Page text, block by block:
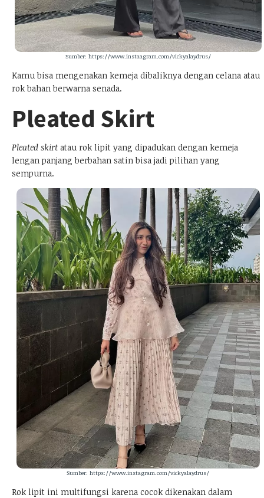
Sumber: https://www.instaagram.com/vickyalaydrus/
Kamu bisa mengenakan kemeja dibaliknya dengan celana atau
rok bahan berwarna senada.
Pleated Skirt
Pleated skirtatau rok lipit yang dipadukan dengan kemeja
lengan panjang berbahan satin bisa jadi pilihan yang
sempurna.
Sumber: https://www.instagram.com/vickyalaydrus/
Rok lipit ini multifungsi karena cocok dikenakan dalam